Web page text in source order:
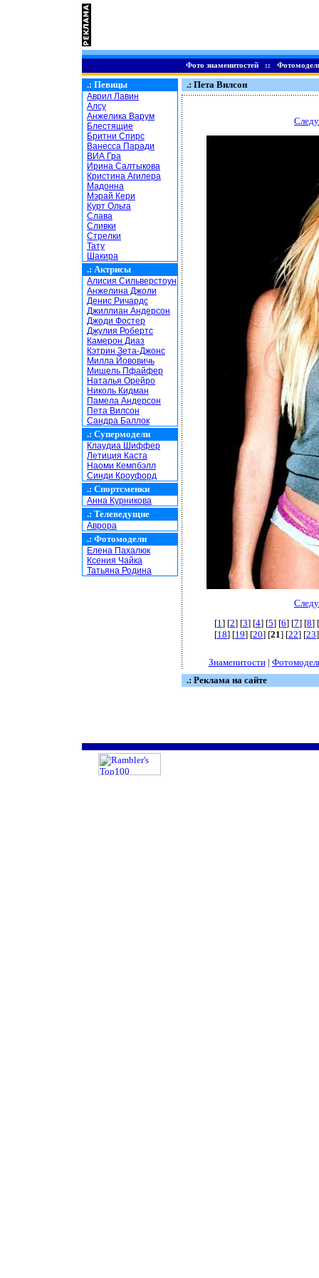
Фото знаменитостей::
.: Певицы
Аврил Лавин
Алсу
Анжелика Варум
Блестящие
Бритни Спирс
Ванесса Паради
ВИА Гра
Ирина Салтыкова
Кристина Агилера
Мадонна
Мэрай Кери
Курт Ольга
Слава
Сливки
Стрелки
Тату
Шакира
.: Актрисы
Алисия Сильверстоун
Анжелина Джоли
Денис Ричардс
Джиллиан Андерсон
Джоди Фостер
Джулия Робертс
Камерон Диаз
Кэтрин Зета-Джонс
Милла Йововичь
Мишель Пфайфер
Наталья Орейро
Николь Кидман
Памела Андерсон
Пета Вилсон
Сандра Баллок
.: Супермодели
Клаудиа Шиффер
Летиция Каста
Наоми Кемпбэлл
Синди Кроуфорд
.: Спортсменки
Анна Курникова
.: Телеведущие
Аврора
.: Фотомодели
Елена Пахалюк
Ксения Чайка
Татьяна Родина
.: Пета Вилсон
[1] [2] [3] [4] [5] [6] [7] [8] [
[18] [19] [20] [21] [22] [23
Знаменитости|
.: Реклама на сайте